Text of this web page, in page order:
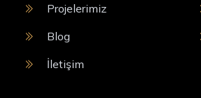
Projelerimiz
Blog
İletişim